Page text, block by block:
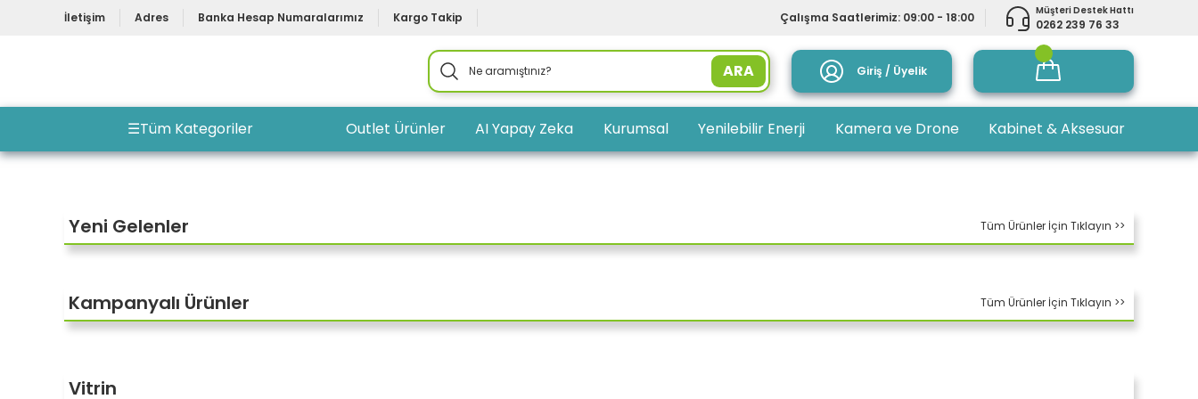
İletişim Adres Banka Hesap Numaralarımız Kargo Takip Çalışma Saatlerimiz: 09:00 - 18:00 Müşteri Destek Hattı
0262 239 76 33
ARA Giriş / Üyelik
☰Tüm Kategoriler Outlet Ürünler AI Yapay Zeka Kurumsal Yenilebilir Enerji Kamera ve Drone Kabinet & Aksesuar
Yeni Gelenler Tüm Ürünler İçin Tıklayın >>
JBL T560BT MİKROFONLU KULAKÜSTÜ KABLOSUZ SİYAH KULAKLIK JBL T560BT MİKROFONLU KULAKÜSTÜ KABLOSUZ BEYAZ KULAKLIK
Kampanyalı Ürünler Tüm Ürünler İçin Tıklayın >>
Vitrin